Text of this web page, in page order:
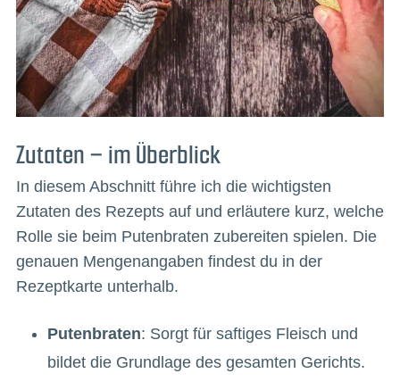
Zutaten – im Überblick
In diesem Abschnitt führe ich die wichtigsten
Zutaten des Rezepts auf und erläutere kurz, welche
Rolle sie beim Putenbraten zubereiten spielen. Die
genauen Mengenangaben findest du in der
Rezeptkarte unterhalb.
Putenbraten: Sorgt für saftiges Fleisch und
bildet die Grundlage des gesamten Gerichts.